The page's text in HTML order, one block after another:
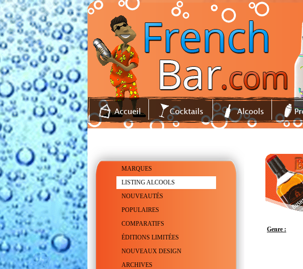
MARQUES
LISTING ALCOOLS
NOUVEAUTÉS
POPULAIRES
COMPARATIFS
ÉDITIONS LIMITÉES
NOUVEAUX DESIGN
ARCHIVES
Genre :